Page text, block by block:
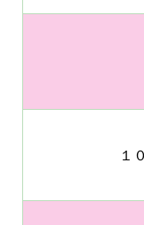
６日
１０日